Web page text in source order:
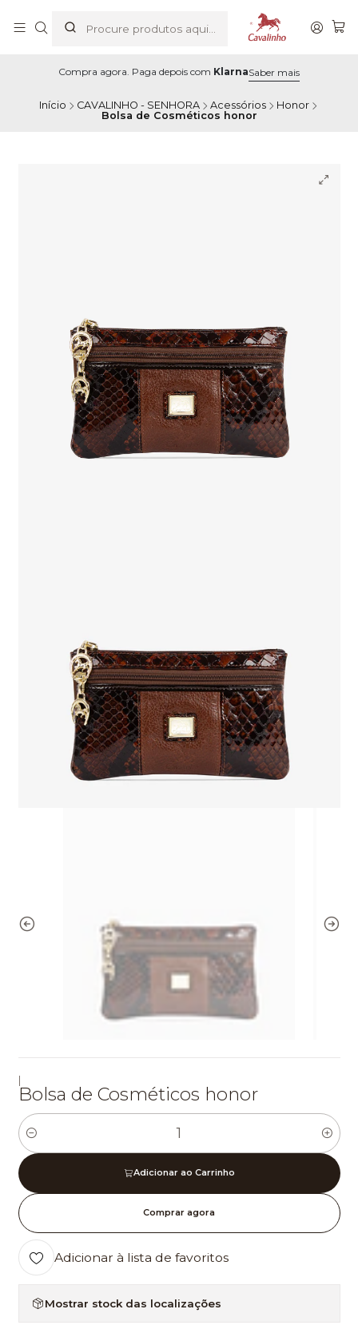
Compra agora. Paga depois com KlarnaSaber mais
Início CAVALINHO - SENHORA Acessórios
Honor
Bolsa de Cosméticos honor
Bolsa de Cosméticos honor
Quantidade
Adicionar ao Carrinho
Comprar agora
Adicionar à lista de favoritos
Mostrar stock das localizações